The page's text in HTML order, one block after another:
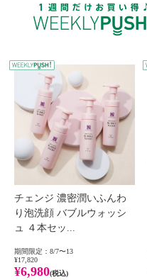
チェンジ 濃密潤いふんわ
り泡洗顔 バブルウォッシ
ュ ４本セッ...
期間限定：8/7〜13
¥17,820
¥6,980(税込)